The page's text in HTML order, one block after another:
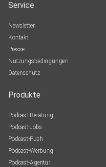
Service
Newsletter
Kontakt
Presse
Nutzungsbedingungen
Datenschutz
Produkte
Podcast-Beratung
Podcast-Jobs
Podcast-Push
Podcast-Werbung
Podcast-Agentur